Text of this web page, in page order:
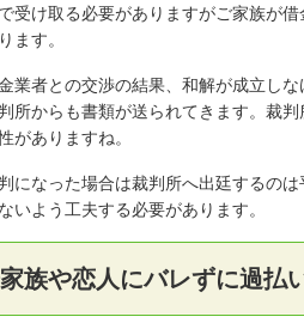
受け取る必要がありますがご家族が
ます。
業者との交渉の結果、和解が成立し
所からも書類が送られてきます。裁
がありますね。
になった場合は裁判所へ出廷するの
いよう工夫する必要があります。
族や恋人にバレずに過払